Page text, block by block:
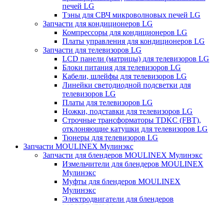
печей LG
Тэны для СВЧ микроволновых печей LG
Запчасти для кондиционеров LG
Компрессоры для кондиционеров LG
Платы управления для кондиционеров LG
Запчасти для телевизоров LG
LCD панели (матрицы) для телевизоров LG
Блоки питания для телевизоров LG
Кабели, шлейфы для телевизоров LG
Линейки светодиодной подсветки для
телевизоров LG
Платы для телевизоров LG
Ножки, подставки для телевизоров LG
Строчные трансформаторы TDKC (FBT),
отклоняющие катушки для телевизоров LG
Тюнеры для телевизоров LG
Запчасти MOULINEX Мулинэкс
Запчасти для блендеров MOULINEX Мулинэкс
Измельчители для блендеров MOULINEX
Мулинэкс
Муфты для блендеров MOULINEX
Мулинэкс
Электродвигатели для блендеров